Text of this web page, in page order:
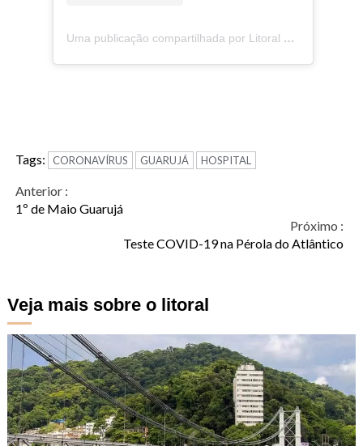
Uma publicação compartilhada por Litoral na Mídia (@litoralnamidia)
Tags: CORONAVÍRUS GUARUJÁ HOSPITAL
Continue
Anterior :
1º de Maio Guarujá
Próximo :
Teste COVID-19 na Pérola do Atlântico
Veja mais sobre o litoral